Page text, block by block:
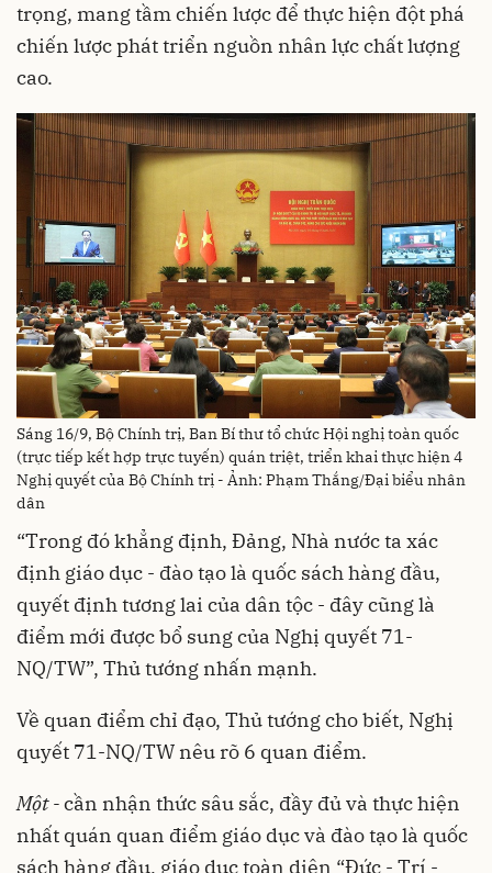
trọng, mang tầm chiến lược để thực hiện đột phá
chiến lược phát triển nguồn nhân lực chất lượng
cao.
Sáng 16/9, Bộ Chính trị, Ban Bí thư tổ chức Hội nghị toàn quốc
(trực tiếp kết hợp trực tuyến) quán triệt, triển khai thực hiện 4
Nghị quyết của Bộ Chính trị - Ảnh: Phạm Thắng/Đại biểu nhân
dân
“Trong đó khẳng định, Đảng, Nhà nước ta xác
định giáo dục - đào tạo là quốc sách hàng đầu,
quyết định tương lai của dân tộc - đây cũng là
điểm mới được bổ sung của Nghị quyết 71-
NQ/TW”, Thủ tướng nhấn mạnh.
Về quan điểm chỉ đạo, Thủ tướng cho biết, Nghị
quyết 71-NQ/TW nêu rõ 6 quan điểm.
Một -cần nhận thức sâu sắc, đầy đủ và thực hiện
nhất quán quan điểm giáo dục và đào tạo là quốc
sách hàng đầu, giáo dục toàn diện “Đức - Trí -